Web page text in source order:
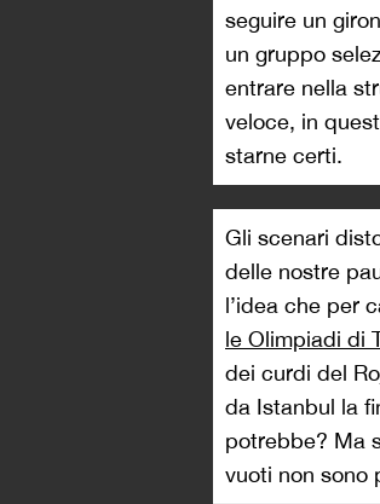
seguire un
un gruppo
entrare nella
veloce, in
starne certi.
Gli scenari
delle nostre
l’idea che per
le Olimpiadi di
dei curdi del
da Istanbul la
potrebbe? Ma
vuoti non sono